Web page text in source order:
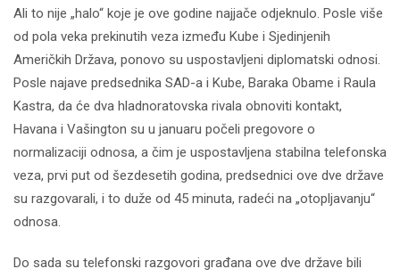
Ali to nije „halo“ koje je ove godine najjače odjeknulo. Posle više
od pola veka prekinutih veza između Kube i Sjedinjenih
Američkih Država, ponovo su uspostavljeni diplomatski odnosi.
Posle najave predsednika SAD-a i Kube, Baraka Obame i Raula
Kastra, da će dva hladnoratovska rivala obnoviti kontakt,
Havana i Vašington su u januaru počeli pregovore o
normalizaciji odnosa, a čim je uspostavljena stabilna telefonska
veza, prvi put od šezdesetih godina, predsednici ove dve države
su razgovarali, i to duže od 45 minuta, radeći na „otopljavanju“
odnosa.
Do sada su telefonski razgovori građana ove dve države bili